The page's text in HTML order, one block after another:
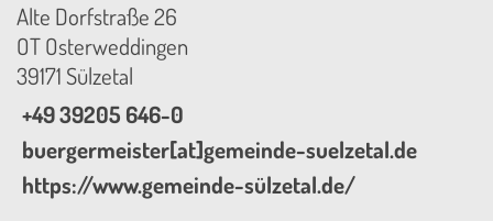
Alte Dorfstraße 26
OT Osterweddingen
39171 Sülzetal
+49 39205 646-0
buergermeister[at]gemeinde-suelzetal.de
https://www.gemeinde-sülzetal.de/